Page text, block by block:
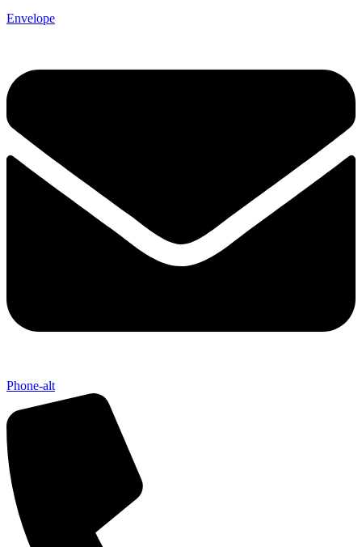
Envelope
Phone-alt